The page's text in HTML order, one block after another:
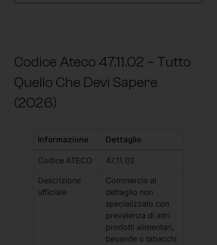
Codice Ateco 47.11.02 – Tutto
Quello Che Devi Sapere
(2026)
Informazione Dettaglio
Codice ATECO 47.11.02
Descrizione
ufficiale
Commercio al
dettaglio non
specializzato con
prevalenza di altri
prodotti alimentari,
bevande o tabacchi